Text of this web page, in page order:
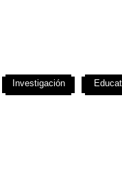
Investigación